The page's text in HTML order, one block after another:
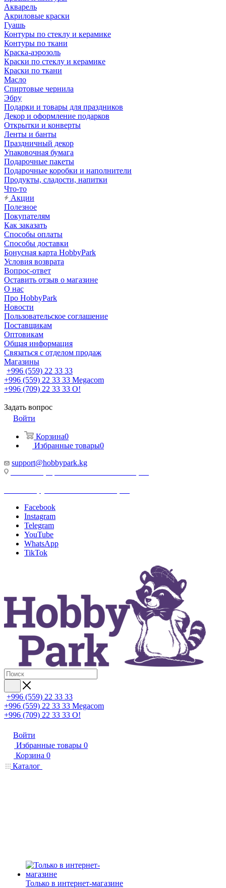
Акварель
Акриловые краски
Гуашь
Контуры по стеклу и керамике
Контуры по ткани
Краска-аэрозоль
Краски по стеклу и керамике
Краски по ткани
Масло
Спиртовые чернила
Эбру
Подарки и товары для праздников
Декор и оформление подарков
Открытки и конверты
Ленты и банты
Праздничный декор
Упаковочная бумага
Подарочные пакеты
Подарочные коробки и наполнители
Продукты, сладости, напитки
Что-то
Акции
Полезное
Покупателям
Как заказать
Способы оплаты
Способы доставки
Бонусная карта HobbyPark
Условия возврата
Вопрос-ответ
Оставить отзыв о магазине
О нас
Про HobbyPark
Новости
Пользовательское соглашение
Поставщикам
Оптовикам
Общая информация
Связаться с отделом продаж
Магазины
+996 (559) 22 33 33
+996 (559) 22 33 33 Megacom
+996 (709) 22 33 33 O!
Задать вопрос
Войти
Корзина0
Избранные товары0
support@hobbypark.kg
Facebook
Instagram
Telegram
YouTube
WhatsApp
TikTok
+996 (559) 22 33 33
+996 (559) 22 33 33 Megacom
+996 (709) 22 33 33 O!
Войти
Избранные товары 0
Корзина 0
Каталог
Только в интернет-магазине